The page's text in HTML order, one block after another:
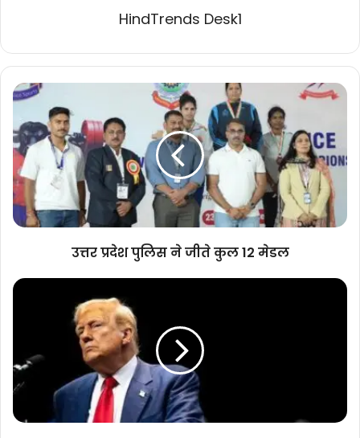
HindTrends Desk1
उत्तर
पुलिस
ने
जीते
कुल
12
मेडल
उत्तर प्रदेश पुलिस ने जीते कुल 12 मेडल
अमेरिकी
से
गंभीर
के